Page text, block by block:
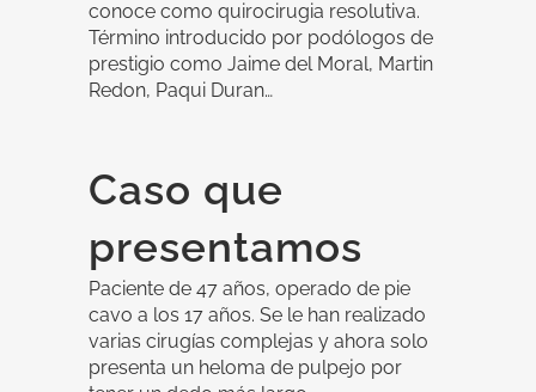
conoce como quirocirugia resolutiva.
Término introducido por podólogos de
prestigio como Jaime del Moral, Martin
Redon, Paqui Duran…
Caso que
presentamos
Paciente de 47 años, operado de pie
cavo a los 17 años. Se le han realizado
varias cirugías complejas y ahora solo
presenta un heloma de pulpejo por